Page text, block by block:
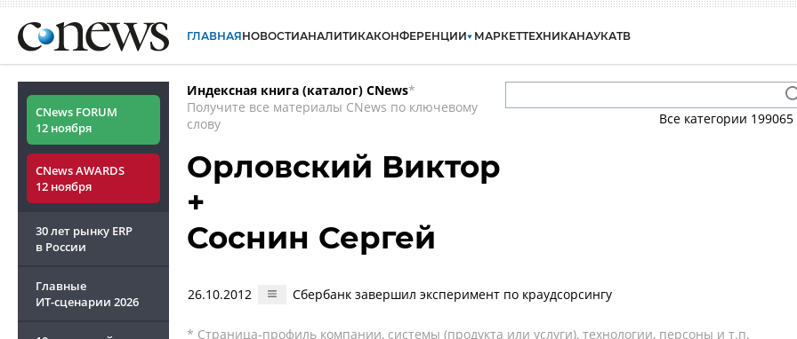
ГЛАВНАЯНОВОСТИАНАЛИТИКАКОНФЕРЕНЦИИ МАРКЕТТЕХНИКАНАУКАТВ
CNews FORUM
12 ноября
CNews AWARDS
12 ноября
30 лет рынку ERP
в России
Главные
ИТ-сценарии 2026
Индексная книга (каталог) CNews*
Получите все материалы CNews по ключевому
слову
Все категории 199065
Орловский Виктор
+
Соснин Сергей
26.10.2012 Сбербанк завершил эксперимент по краудсорсингу
* Страница-профиль компании, системы (продукта или услуги), технологии, персоны и т.п.